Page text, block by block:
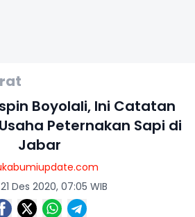
Boyolali, Ini Catatan
Peternakan Sapi di
Jabar
Des 2020, 07:05 WIB